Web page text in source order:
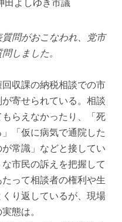
田よしゆき市議
問がおこなわれ、党市
しました。
回収課の納税相談での市
寄せられている。相談
らえなかったり、「死
「仮に病気で通院した
常識」などと接してい
市民の訴えを把握して
って相談者の権利や生
り返しているが、現場
態は。